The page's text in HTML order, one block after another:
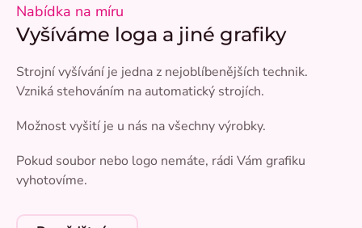
Nabídka na míru
Vyšíváme loga a jiné grafiky
Strojní vyšívání je jedna z nejoblíbenějších technik.
Vzniká stehováním na automatický strojích.
Možnost vyšití je u nás na všechny výrobky.
Pokud soubor nebo logo nemáte, rádi Vám grafiku
vyhotovíme.